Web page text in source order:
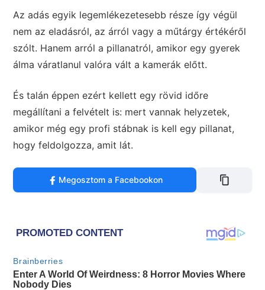
Az adás egyik legemlékezetesebb része így végül
nem az eladásról, az árról vagy a műtárgy értékéről
szólt. Hanem arról a pillanatról, amikor egy gyerek
álma váratlanul valóra vált a kamerák előtt.
És talán éppen ezért kellett egy rövid időre
megállítani a felvételt is: mert vannak helyzetek,
amikor még egy profi stábnak is kell egy pillanat,
hogy feldolgozza, amit lát.
Megosztom a Facebookon